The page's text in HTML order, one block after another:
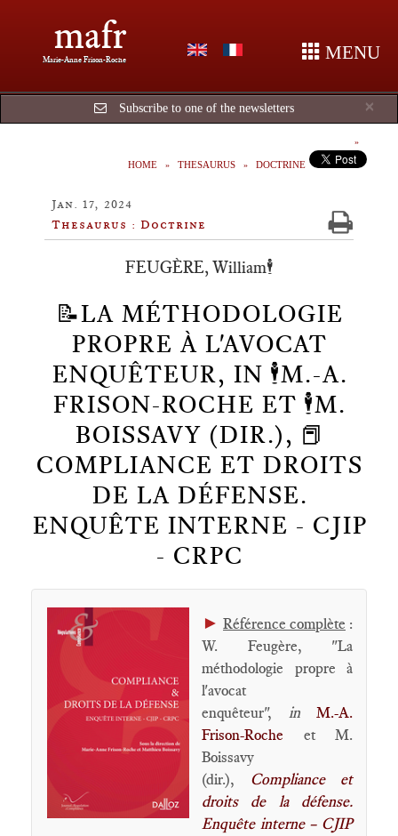
mafr
Marie-Anne Frison-Roche MENU
×
Subscribe to one of the newsletters
HOME THESAURUS DOCTRINE
Jan. 17, 2024
Thesaurus : Doctrine
FEUGÈRE, William🕴️
📝LA MÉTHODOLOGIE
PROPRE À L'AVOCAT
ENQUÊTEUR, IN 🕴️M.-A.
FRISON-ROCHE ET 🕴️M.
BOISSAVY (DIR.), 📕
COMPLIANCE ET DROITS
DE LA DÉFENSE.
ENQUÊTE INTERNE - CJIP
- CRPC
► Référence complète :
W. Feugère, "La
méthodologie propre à
l'avocat
enquêteur", in M.-A.
Frison-Roche et M.
Boissavy
(dir.), Compliance et
droits de la défense.
Enquête interne – CJIP